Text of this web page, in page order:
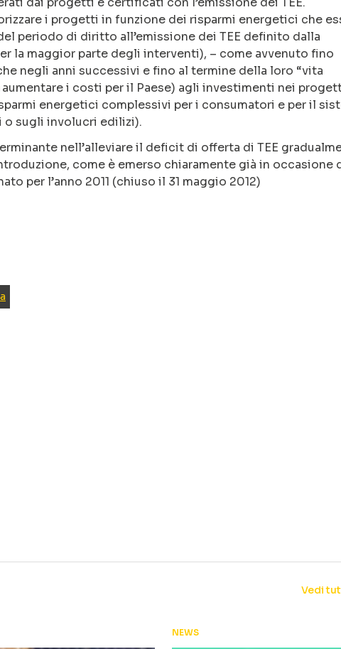
i progetti in funzione dei risparmi energetici che
periodo di diritto all’emissione dei TEE definito dalla
la maggior parte degli interventi), – come avvenuto fino
negli anni successivi e fino al termine della loro “vita
i costi per il Paese) agli investimenti nei
energetici complessivi per i consumatori e per il
o sugli involucri edilizi).
nell’alleviare il deficit di offerta di TEE
come è emerso chiaramente già in occasione
per l’anno 2011 (chiuso il 31 maggio 2012)
Vedi
NEWS